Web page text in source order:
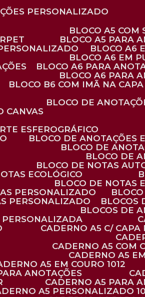
PERSONALIZADO
BLOCO A5
BLOCO A5 PARA
BLOCO A6
BLOCO A6 EM
BLOCO A6 PARA
BLOCO A6 PARA
BLOCO B6 COM IMÃ NA
BLOCO DE
CANVAS
ESFEROGRÁFICO
BLOCO DE
BLOCO DE
BLOCO DE
BLOCO DE NOTAS
ECOLÓGICO
BLOCO DE NOTAS
PERSONALIZADO
PERSONALIZADO
BLOCOS DE
PERSONALIZADA
CADERNO A5 C/
CADERNO A5 COM
CADERNO A5
A5 EM COURO 1012
ANOTAÇÕES
CADERNO A5 PARA
A5 PERSONALIZADO